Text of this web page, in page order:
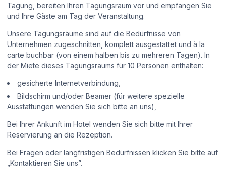
Tagung, bereiten Ihren Tagungsraum vor und empfangen Sie
und Ihre Gäste am Tag der Veranstaltung.
Unsere Tagungsräume sind auf die Bedürfnisse von
Unternehmen zugeschnitten, komplett ausgestattet und à la
carte buchbar (von einem halben bis zu mehreren Tagen). In
der Miete dieses Tagungsraums für 10 Personen enthalten:
gesicherte Internetverbindung,
Bildschirm und/oder Beamer (für weitere spezielle
Ausstattungen wenden Sie sich bitte an uns),
Bei Ihrer Ankunft im Hotel wenden Sie sich bitte mit Ihrer
Reservierung an die Rezeption.
Bei Fragen oder langfristigen Bedürfnissen klicken Sie bitte auf
„Kontaktieren Sie uns”.